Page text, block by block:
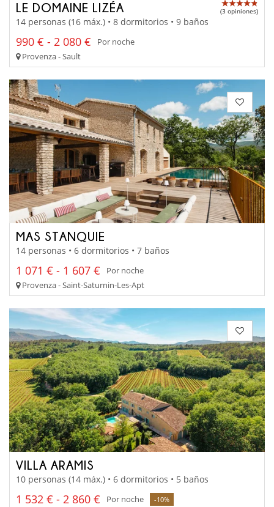
LE DOMAINE LIZÉA (3 opiniones)
14 personas (16 máx.) • 8 dormitorios • 9 baños
990 € - 2 080 €
Por noche
Provenza - Sault
MAS STANQUIE
14 personas • 6 dormitorios • 7 baños
1 071 € - 1 607 €
Por noche
Provenza - Saint-Saturnin-Les-Apt
VILLA ARAMIS
10 personas (14 máx.) • 6 dormitorios • 5 baños
1 532 € - 2 860 € Por noche -10%